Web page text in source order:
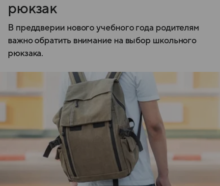
рюкзак
В преддверии нового учебного года родителям
важно обратить внимание на выбор школьного
рюкзака.